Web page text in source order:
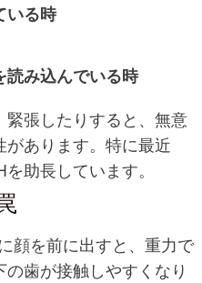
いる時
読み込んでいる時
緊張したりすると、無意
あります。特に最近
助長しています。
顔を前に出すと、重力で
歯が接触しやすくなり